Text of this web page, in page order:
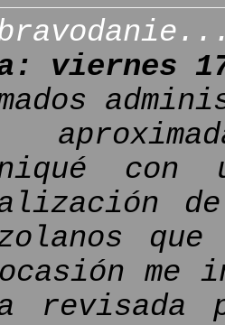
viernes
me
revisada